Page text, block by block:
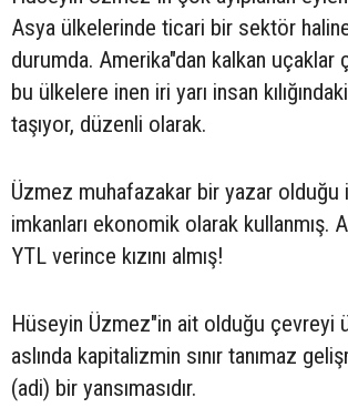
Asya ülkelerinde ticari bir sektör
durumda. Amerika"dan kalkan
bu ülkelere inen iri yarı insan
taşıyor, düzenli olarak.
Üzmez muhafazakar bir yazar olduğu
imkanları ekonomik olarak kullanmış.
YTL verince kızını almış!
Hüseyin Üzmez"in ait olduğu çevreyi
aslında kapitalizmin sınır tanımaz
(adi) bir yansımasıdır.